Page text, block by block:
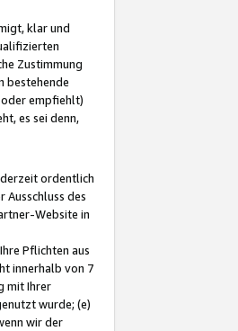
klar und
Zustimmung
bestehende
empfiehlt)
es sei denn,
ordentlich
des
Website in
Pflichten aus
innerhalb von 7
mit Ihrer
wurde; (e)
wir der